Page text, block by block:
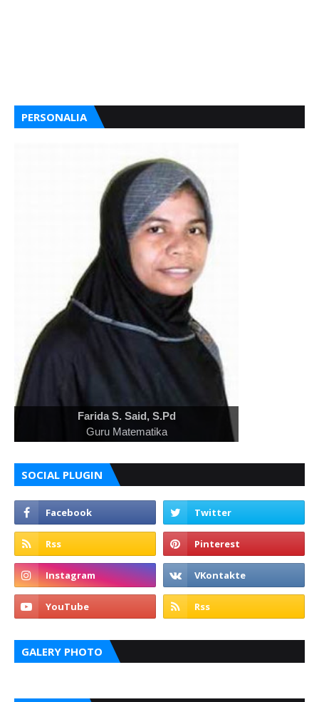
PERSONALIA
Farida S. Said, S.Pd
Guru Matematika
SOCIAL PLUGIN
GALERY PHOTO